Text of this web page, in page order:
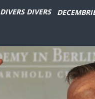
DIVERS DIVERS